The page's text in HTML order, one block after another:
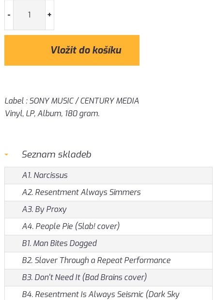
- +
Label : SONY MUSIC / CENTURY MEDIA
Vinyl, LP, Album, 180 gram.
Seznam skladeb
A1. Narcissus
A2. Resentment Always Simmers
A3. By Proxy
A4. People Pie (Slab! cover)
B1. Man Bites Dogged
B2. Slaver Through a Repeat Performance
B3. Don't Need It (Bad Brains cover)
B4. Resentment Is Always Seismic (Dark Sky